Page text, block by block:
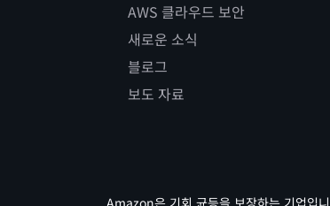
AWS 클라우드 보안
새로운 소식
블로그
보도 자료